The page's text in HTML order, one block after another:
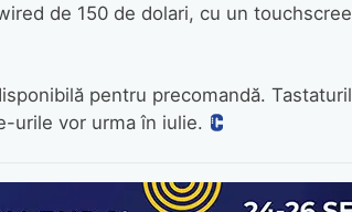
de 150 de dolari, cu un
pentru precomandă.
urile vor urma în iulie.